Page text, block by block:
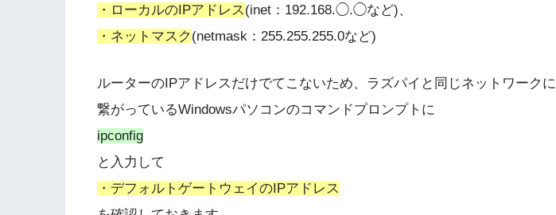
・ローカルのIPアドレス(inet：192.168.◯.◯など)、
・ネットマスク (netmask：255.255.255.0など)
ルーターのIPアドレスだけでてこないため、ラズパイと同じネットワークに
繋がっているWindowsパソコンのコマンドプロンプトに
ipconfig
と入力して
・デフォルトゲートウェイのIPアドレス